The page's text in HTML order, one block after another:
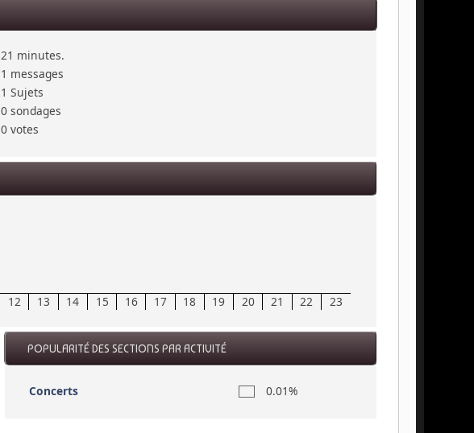
21 minutes.
1 messages
1 Sujets
0 sondages
0 votes
12 13 14 15 16 17 18 19 20 21 22 23
POPULARITÉ DES SECTIONS PAR ACTIVITÉ
Concerts 0.01%